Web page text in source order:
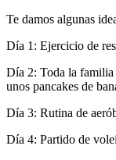
Te damos algunas
Día 1: Ejercicio de
Día 2: Toda la familia
unos pancakes de
Día 3: Rutina de
Día 4: Partido de